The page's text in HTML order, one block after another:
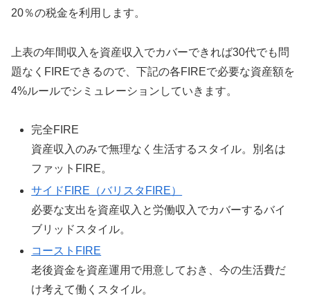
20％の税金を利用します。
上表の年間収入を資産収入でカバーできれば30代でも問
題なくFIREできるので、下記の各FIREで必要な資産額を
4%ルールでシミュレーションしていきます。
完全FIRE
資産収入のみで無理なく生活するスタイル。別名は
ファットFIRE。
サイドFIRE（バリスタFIRE）
必要な支出を資産収入と労働収入でカバーするバイ
ブリッドスタイル。
コーストFIRE
老後資金を資産運用で用意しておき、今の生活費だ
け考えて働くスタイル。